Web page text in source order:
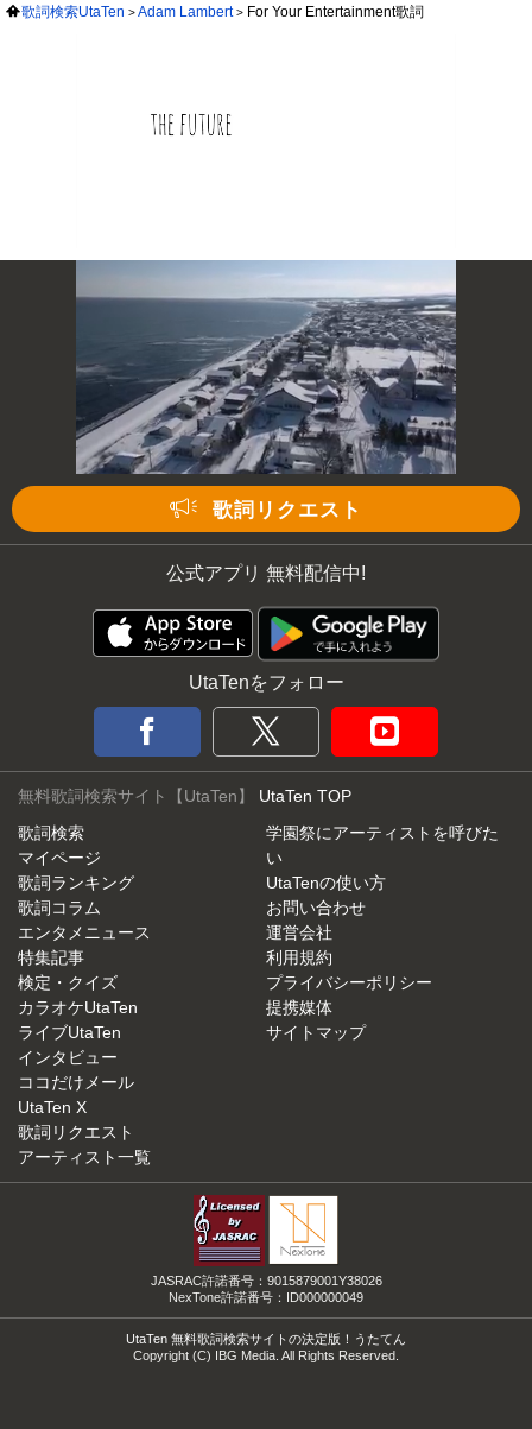
歌詞検索UtaTen Adam Lambert For Your Entertainment歌詞
歌詞リクエスト
公式アプリ 無料配信中!
UtaTenをフォロー
無料歌詞検索サイト【UtaTen】 UtaTen TOP
歌詞検索
マイページ
歌詞ランキング
歌詞コラム
エンタメニュース
特集記事
検定・クイズ
カラオケUtaTen
ライブUtaTen
インタビュー
ココだけメール
UtaTen X
歌詞リクエスト
アーティスト一覧
学園祭にアーティストを呼びた
い
UtaTenの使い方
お問い合わせ
運営会社
利用規約
プライバシーポリシー
提携媒体
サイトマップ
JASRAC許諾番号：9015879001Y38026
NexTone許諾番号：ID000000049
UtaTen 無料歌詞検索サイトの決定版！うたてん
Copyright (C) IBG Media. All Rights Reserved.